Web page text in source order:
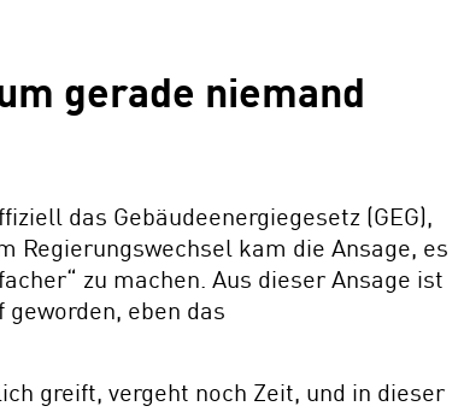
gerade niemand
das Gebäudeenergiegesetz (GEG),
Regierungswechsel kam die Ansage, es
zu machen. Aus dieser Ansage ist
eben das
greift, vergeht noch Zeit, und in dieser